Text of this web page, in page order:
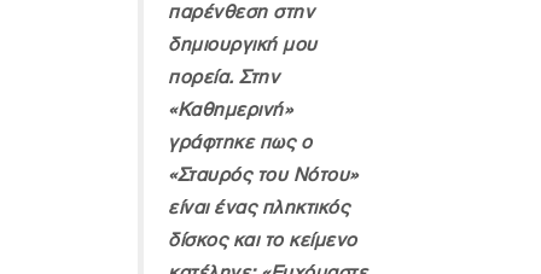
παρένθεση στην
δημιουργική μου
πορεία. Στην
«Καθημερινή»
γράφτηκε πως ο
«Σταυρός του Νότου»
είναι ένας πληκτικός
δίσκος και το κείμενο